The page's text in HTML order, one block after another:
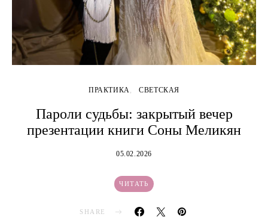
ПРАКТИКА СВЕТСКАЯ
Пароли судьбы: закрытый вечер
презентации книги Соны Меликян
05.02.2026
ЧИТАТЬ
SHARE